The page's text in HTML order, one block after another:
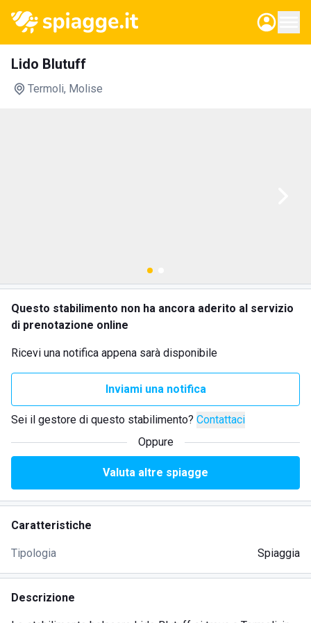
Lido Blutuff
Termoli, Molise
Questo stabilimento non ha ancora aderito al servizio
di prenotazione online
Ricevi una notifica appena sarà disponibile
Inviami una notifica
Sei il gestore di questo stabilimento? Contattaci
Oppure
Valuta altre spiagge
Caratteristiche
Tipologia Spiaggia
Descrizione